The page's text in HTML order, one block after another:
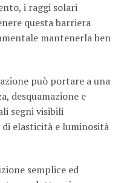
i raggi solari
questa barriera
mantenerla ben
può portare a una
desquamazione e
segni visibili
elasticità e luminosità
semplice ed